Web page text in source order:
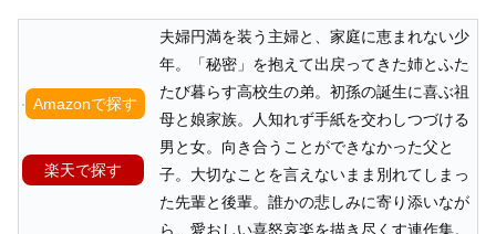
Amazonで探す
楽天で探す
夫婦円満を装う主婦と、家庭に恵まれない少
年。「秘密」を抱えて出戻ってきた姉とふた
たび暮らす高校生の弟。初孫の誕生に喜ぶ祖
母と娘家族。人知れず手紙を交わしつづける
男と女。向き合うことができなかった父と
子。大切なことを言えないまま別れてしまっ
た先輩と後輩。誰かの悲しみに寄り添いなが
ら、愛おしい喜怒哀楽を描き尽くす連作集。